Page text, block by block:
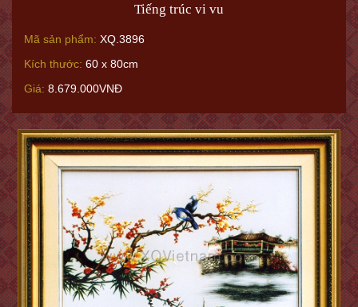
Tiếng trúc vi vu
Mã sản phẩm: XQ.3896
Kích thước: 60 x 80cm
Giá: 8.679.000VNĐ